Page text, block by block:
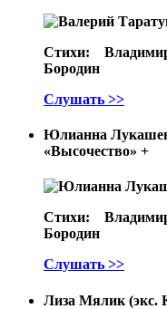
Стихи:
Бородин
Слушать >>
Юлианна
«Высочество» +
Стихи:
Бородин
Слушать >>
Лиза Мялик (экс.